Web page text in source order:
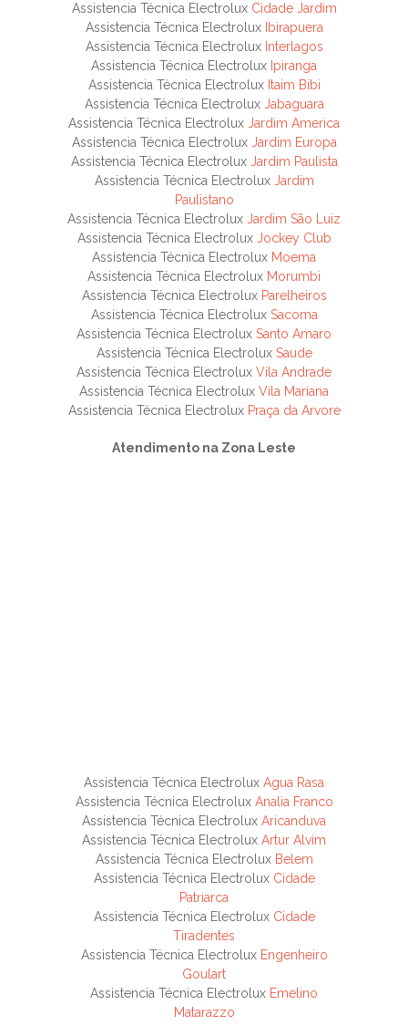
Assistencia Técnica Electrolux Cidade Jardim
Assistencia Técnica Electrolux Ibirapuera
Assistencia Técnica Electrolux Interlagos
Assistencia Técnica Electrolux Ipiranga
Assistencia Técnica Electrolux Itaim Bibi
Assistencia Técnica Electrolux Jabaguara
Assistencia Técnica Electrolux Jardim America
Assistencia Técnica Electrolux Jardim Europa
Assistencia Técnica Electrolux Jardim Paulista
Assistencia Técnica Electrolux Jardim
Paulistano
Assistencia Técnica Electrolux Jardim São Luiz
Assistencia Técnica Electrolux Jockey Club
Assistencia Técnica Electrolux Moema
Assistencia Técnica Electrolux Morumbi
Assistencia Técnica Electrolux Parelheiros
Assistencia Técnica Electrolux Sacoma
Assistencia Técnica Electrolux Santo Amaro
Assistencia Técnica Electrolux Saude
Assistencia Técnica Electrolux Vila Andrade
Assistencia Técnica Electrolux Vila Mariana
Assistencia Técnica Electrolux Praça da Arvore
Atendimento na Zona Leste
Assistencia Técnica Electrolux Agua Rasa
Assistencia Técnica Electrolux Analia Franco
Assistencia Técnica Electrolux Aricanduva
Assistencia Técnica Electrolux Artur Alvim
Assistencia Técnica Electrolux Belem
Assistencia Técnica Electrolux Cidade
Patriarca
Assistencia Técnica Electrolux Cidade
Tiradentes
Assistencia Técnica Electrolux Engenheiro
Goulart
Assistencia Técnica Electrolux Emelino
Matarazzo